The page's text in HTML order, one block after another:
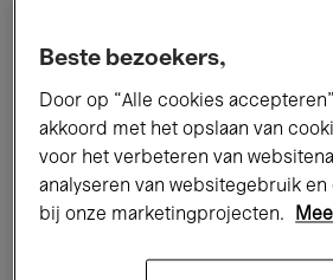
Performances Lezingen &
Jazz Klassieke Muziek
Beste bezoekers,
Door op “Alle cookies
akkoord met het opslaan van
voor het verbeteren van
analyseren van websitegebruik
bij onze marketingprojecten.